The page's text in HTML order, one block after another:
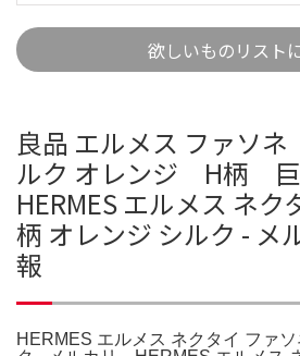
欲しいものリスト
良品 エルメス ファソ
ルク オレンジ H柄
HERMES エルメス ネク
柄 オレンジ シルク - メ
報
HERMES エルメス ネクタイ ファ